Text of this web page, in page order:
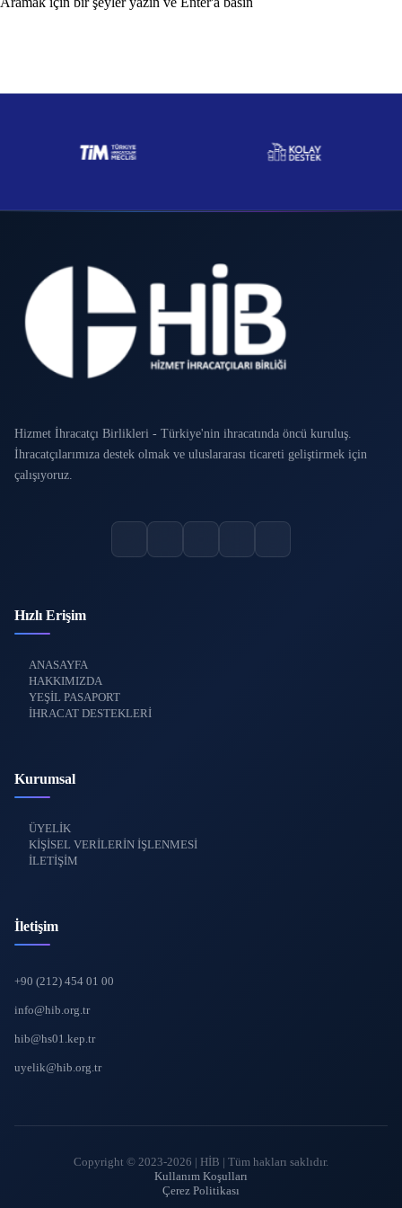
Hizmet İhracatçı Birlikleri - Türkiye'nin ihracatında öncü kuruluş.
İhracatçılarımıza destek olmak ve uluslararası ticareti geliştirmek için
çalışıyoruz.
Hızlı Erişim
ANASAYFA
HAKKIMIZDA
YEŞİL PASAPORT
İHRACAT DESTEKLERİ
Kurumsal
ÜYELİK
KİŞİSEL VERİLERİN İŞLENMESİ
İLETİŞİM
İletişim
+90 (212) 454 01 00
info@hib.org.tr
hib@hs01.kep.tr
uyelik@hib.org.tr
Copyright © 2023-2026 | HİB | Tüm hakları saklıdır.
Kullanım Koşulları
Çerez Politikası